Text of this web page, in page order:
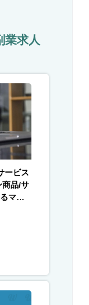
業求人
ービス
商品/サ
マー